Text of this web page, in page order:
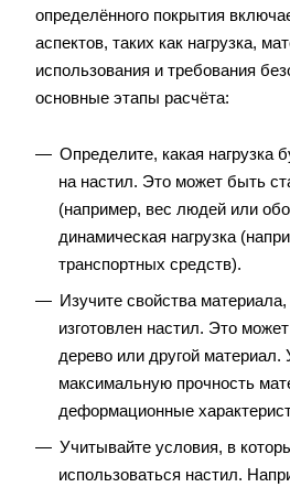
определённого покрытия
аспектов, таких как нагрузка,
использования и требования
основные этапы расчёта:
Определите, какая нагрузка
на настил. Это может быть
(например, вес людей или
динамическая нагрузка
транспортных средств).
Изучите свойства материала,
изготовлен настил. Это
дерево или другой материал.
максимальную прочность
деформационные
Учитывайте условия, в
использоваться настил.